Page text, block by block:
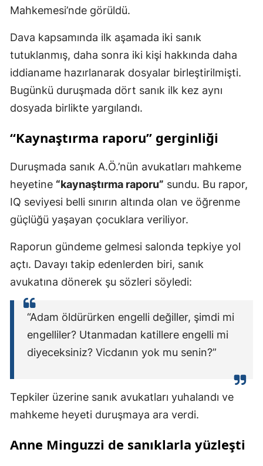
Mahkemesi’nde görüldü.
Dava kapsamında ilk aşamada iki sanık
tutuklanmış, daha sonra iki kişi hakkında daha
iddianame hazırlanarak dosyalar birleştirilmişti.
Bugünkü duruşmada dört sanık ilk kez aynı
dosyada birlikte yargılandı.
“Kaynaştırma raporu” gerginliği
Duruşmada sanık A.Ö.’nün avukatları mahkeme
heyetine “kaynaştırma raporu” sundu. Bu rapor,
IQ seviyesi belli sınırın altında olan ve öğrenme
güçlüğü yaşayan çocuklara veriliyor.
Raporun gündeme gelmesi salonda tepkiye yol
açtı. Davayı takip edenlerden biri, sanık
avukatına dönerek şu sözleri söyledi:
“Adam öldürürken engelli değiller, şimdi mi
engelliler? Utanmadan katillere engelli mi
diyeceksiniz? Vicdanın yok mu senin?”
Tepkiler üzerine sanık avukatları yuhalandı ve
mahkeme heyeti duruşmaya ara verdi.
Anne Minguzzi de sanıklarla yüzleşti